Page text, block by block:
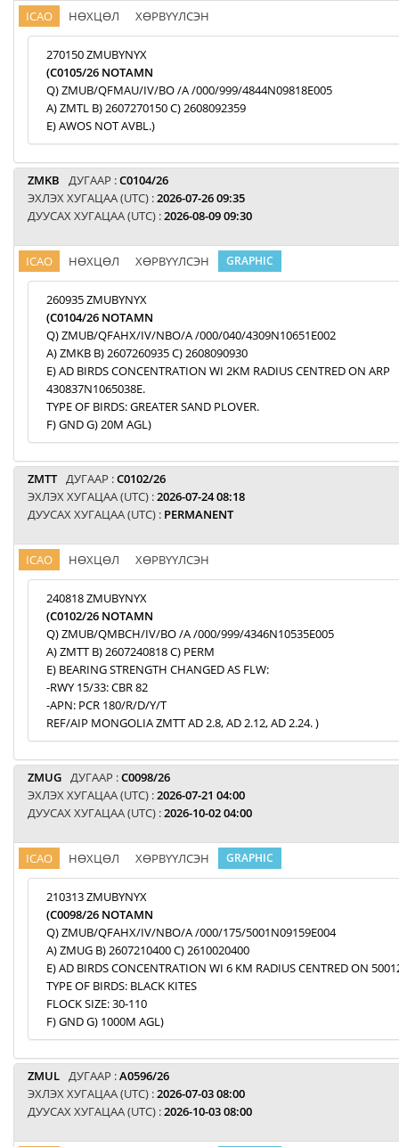
ICAO НӨХЦӨЛ ХӨРВҮҮЛСЭН
270150 ZMUBYNYX
(C0105/26 NOTAMN
Q) ZMUB/QFMAU/IV/BO /A /000/999/4844N09818E005
A) ZMTL B) 2607270150 C) 2608092359
E) AWOS NOT AVBL.)
ZMKB ДУГААР :C0104/26
ЭХЛЭХ ХУГАЦАА (UTC) :2026-07-26 09:35
ДУУСАХ ХУГАЦАА (UTC) :2026-08-09 09:30
ICAO НӨХЦӨЛ ХӨРВҮҮЛСЭН GRAPHIC
260935 ZMUBYNYX
(C0104/26 NOTAMN
Q) ZMUB/QFAHX/IV/NBO/A /000/040/4309N10651E002
A) ZMKB B) 2607260935 C) 2608090930
E) AD BIRDS CONCENTRATION WI 2KM RADIUS CENTRED ON ARP
430837N1065038E.
TYPE OF BIRDS: GREATER SAND PLOVER.
F) GND G) 20M AGL)
ZMTT ДУГААР :C0102/26
ЭХЛЭХ ХУГАЦАА (UTC) :2026-07-24 08:18
ДУУСАХ ХУГАЦАА (UTC) : PERMANENT
ICAO НӨХЦӨЛ ХӨРВҮҮЛСЭН
240818 ZMUBYNYX
(C0102/26 NOTAMN
Q) ZMUB/QMBCH/IV/BO /A /000/999/4346N10535E005
A) ZMTT B) 2607240818 C) PERM
E) BEARING STRENGTH CHANGED AS FLW:
-RWY 15/33: CBR 82
-APN: PCR 180/R/D/Y/T
REF/AIP MONGOLIA ZMTT AD 2.8, AD 2.12, AD 2.24. )
ZMUG ДУГААР :C0098/26
ЭХЛЭХ ХУГАЦАА (UTC) :2026-07-21 04:00
ДУУСАХ ХУГАЦАА (UTC) :2026-10-02 04:00
ICAO НӨХЦӨЛ ХӨРВҮҮЛСЭН GRAPHIC
210313 ZMUBYNYX
(C0098/26 NOTAMN
Q) ZMUB/QFAHX/IV/NBO/A /000/175/5001N09159E004
A) ZMUG B) 2607210400 C) 2610020400
E) AD BIRDS CONCENTRATION WI 6 KM RADIUS CENTRED ON
TYPE OF BIRDS: BLACK KITES
FLOCK SIZE: 30-110
F) GND G) 1000M AGL)
ZMUL ДУГААР :A0596/26
ЭХЛЭХ ХУГАЦАА (UTC) :2026-07-03 08:00
ДУУСАХ ХУГАЦАА (UTC) :2026-10-03 08:00